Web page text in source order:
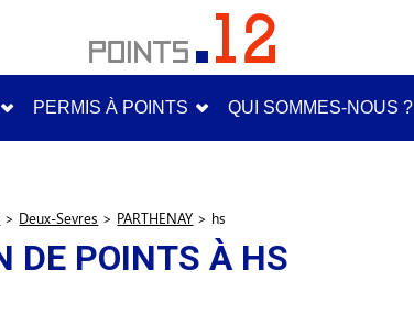
PERMIS À POINTS QUI SOMMES-NOUS ?
> Deux-Sevres > PARTHENAY > hs
DE POINTS À HS